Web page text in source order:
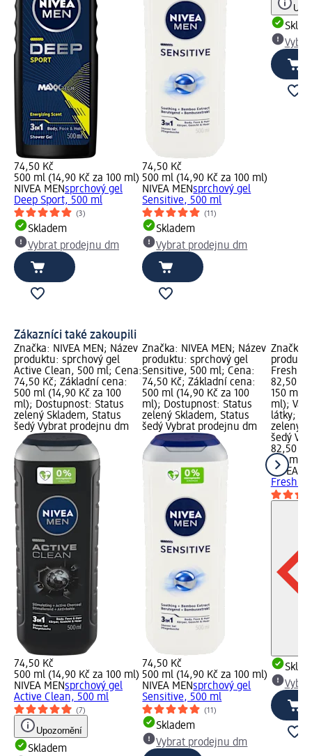
74,50 Kč
500 ml (14,90 Kč za 100 ml)
NIVEA MENsprchový gel
Deep Sport, 500 ml
(3)
Skladem
Vybrat prodejnu dm
74,50 Kč
500 ml (14,90 Kč za 100 ml)
NIVEA MENsprchový gel
Sensitive, 500 ml
(11)
Skladem
Vybrat prodejnu dm
Zákazníci také zakoupili
Značka: NIVEA MEN; Název
produktu: sprchový gel
Active Clean, 500 ml; Cena:
74,50 Kč; Základní cena:
500 ml (14,90 Kč za 100
ml); Dostupnost: Status
zelený Skladem, Status
šedý Vybrat prodejnu dm
74,50 Kč
500 ml (14,90 Kč za 100 ml)
NIVEA MENsprchový gel
Active Clean, 500 ml
(7)
Upozornění
Skladem
Značka: NIVEA MEN; Název
produktu: sprchový gel
Sensitive, 500 ml; Cena:
74,50 Kč; Základní cena:
500 ml (14,90 Kč za 100
ml); Dostupnost: Status
zelený Skladem, Status
šedý Vybrat prodejnu dm
74,50 Kč
500 ml (14,90 Kč za 100 ml)
NIVEA MENsprchový gel
Sensitive, 500 ml
(11)
Skladem
Vybrat prodejnu dm
Značka:
Fresh
82,50
150 ml
ml);
látky;
zelený
šedý
82,50 Kč
150 ml
NIVEA
Fresh